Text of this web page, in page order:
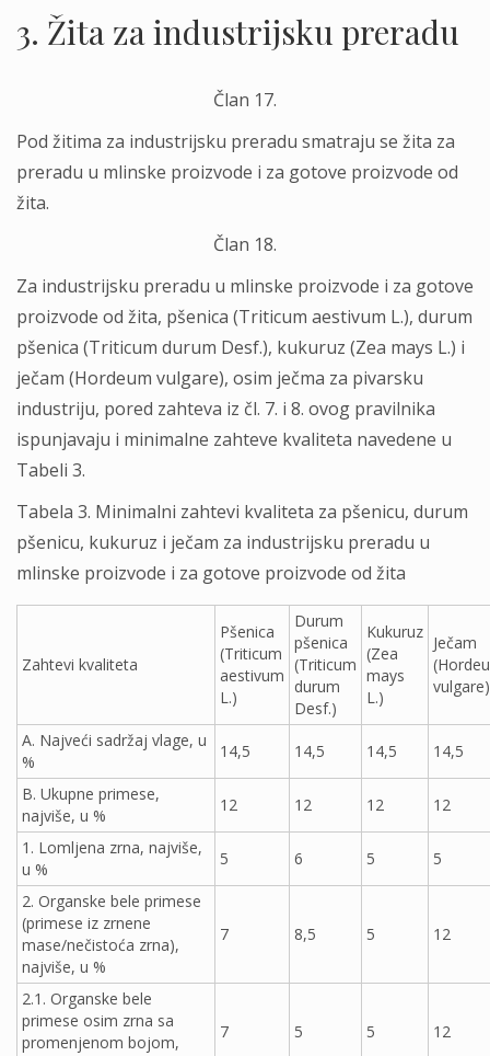
3. Žita za industrijsku preradu
Član 17.
Pod žitima za industrijsku preradu smatraju se žita za
preradu u mlinske proizvode i za gotove proizvode od
žita.
Član 18.
Za industrijsku preradu u mlinske proizvode i za gotove
proizvode od žita, pšenica (Triticum aestivum L.), durum
pšenica (Triticum durum Desf.), kukuruz (Zea mays L.) i
ječam (Hordeum vulgare), osim ječma za pivarsku
industriju, pored zahteva iz čl. 7. i 8. ovog pravilnika
ispunjavaju i minimalne zahteve kvaliteta navedene u
Tabeli 3.
Tabela 3. Minimalni zahtevi kvaliteta za pšenicu, durum
pšenicu, kukuruz i ječam za industrijsku preradu u
mlinske proizvode i za gotove proizvode od žita
Zahtevi kvaliteta
Pšenica
(Triticum
aestivum
L.)
Durum
pšenica
(Triticum
durum
Desf.)
Kukuruz
(Zea
mays
L.)
Ječam
(
vulgare)
A. Najveći sadržaj vlage, u
%
14,5 14,5 14,5 14,5
B. Ukupne primese,
najviše, u %
12 12 12 12
1. Lomlјena zrna, najviše,
u %
5 6 5 5
2. Organske bele primese
(primese iz zrnene
mase/nečistoća zrna),
najviše, u %
7 8,5 5 12
2.1. Organske bele
primese osim zrna sa
promenjenom bojom,
7 5 5 12